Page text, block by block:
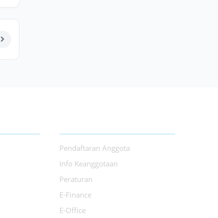
Pendaftaran Anggota
Info Keanggotaan
Peraturan
E-Finance
E-Office